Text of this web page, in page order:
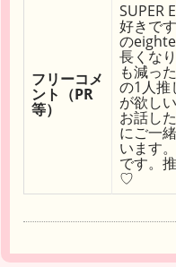
フリーコメ
ント（PR
等）
SUPER
好きで
の
長くな
も減っ
の1人推
が欲し
お話し
にご一
います
です。
♡